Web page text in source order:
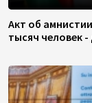
Акт об
тысяч человек